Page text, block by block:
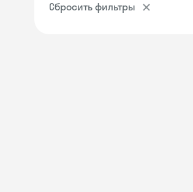
Сбросить фильтры